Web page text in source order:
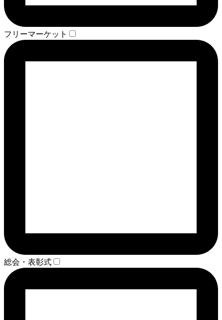
フリーマーケット
総会・表彰式